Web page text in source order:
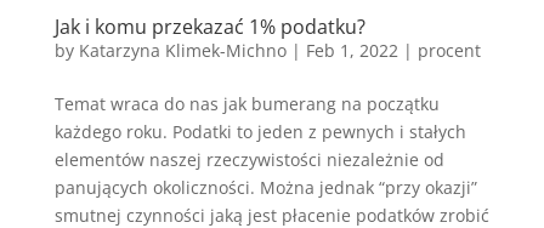
Jak i komu przekazać 1% podatku?
by Katarzyna Klimek-Michno| Feb 1, 2022 | procent
Temat wraca do nas jak bumerang na początku
każdego roku. Podatki to jeden z pewnych i stałych
elementów naszej rzeczywistości niezależnie od
panujących okoliczności. Można jednak “przy okazji”
smutnej czynności jaką jest płacenie podatków zrobić